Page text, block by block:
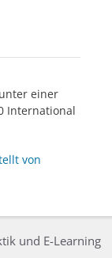
einer
International
von
und E-Learning